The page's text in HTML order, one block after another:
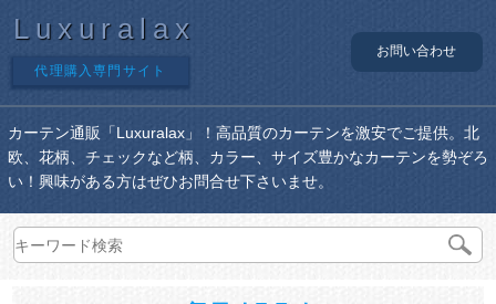
Luxuralax
代理購入専門サイト
お問い合わせ
カーテン通販「Luxuralax」！高品質のカーテンを激安でご提供。北
欧、花柄、チェックなど柄、カラー、サイズ豊かなカーテンを勢ぞろ
い！興味がある方はぜひお問合せ下さいませ。